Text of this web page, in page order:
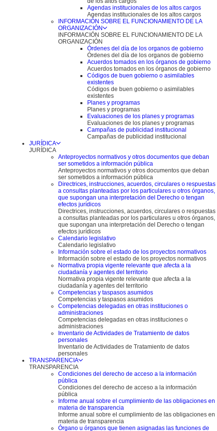
Agendas institucionales de los altos cargos
Agendas institucionales de los altos cargos
INFORMACIÓN SOBRE EL FUNCIONAMIENTO DE LA
ORGANIZACIÓN
INFORMACIÓN SOBRE EL FUNCIONAMIENTO DE LA
ORGANIZACIÓN
Órdenes del día de los organos de gobierno
Órdenes del día de los organos de gobierno
Acuerdos tomados en los órganos de gobierno
Acuerdos tomados en los órganos de gobierno
Códigos de buen gobierno o asimilables
existentes
Códigos de buen gobierno o asimilables
existentes
Planes y programas
Planes y programas
Evaluaciones de los planes y programas
Evaluaciones de los planes y programas
Campañas de publicidad institucional
Campañas de publicidad institucional
JURÍDICA
JURÍDICA
Anteproyectos normativos y otros documentos que deban
ser sometidos a información pública
Anteproyectos normativos y otros documentos que deban
ser sometidos a información pública
Directrices, instrucciones, acuerdos, circulares o respuestas
a consultas planteadas por los particulares u otros órganos,
que supongan una interpretación del Derecho o tengan
efectos jurídicos
Directrices, instrucciones, acuerdos, circulares o respuestas
a consultas planteadas por los particulares u otros órganos,
que supongan una interpretación del Derecho o tengan
efectos jurídicos
Calendario legislativo
Calendario legislativo
Información sobre el estado de los proyectos normativos
Información sobre el estado de los proyectos normativos
Normativa propia vigente relevante que afecta a la
ciudadanía y agentes del territorio
Normativa propia vigente relevante que afecta a la
ciudadanía y agentes del territorio
Competencias y taspasos asumidos
Competencias y taspasos asumidos
Competencias delegadas en otras instituciones o
administraciones
Competencias delegadas en otras instituciones o
administraciones
Inventario de Actividades de Tratamiento de datos
personales
Inventario de Actividades de Tratamiento de datos
personales
TRANSPARENCIA
TRANSPARENCIA
Condiciones del derecho de acceso a la información
pública
Condiciones del derecho de acceso a la información
pública
Informe anual sobre el cumplimiento de las obligaciones en
materia de transparencia
Informe anual sobre el cumplimiento de las obligaciones en
materia de transparencia
Órgano u órganos que tienen asignadas las funciones de